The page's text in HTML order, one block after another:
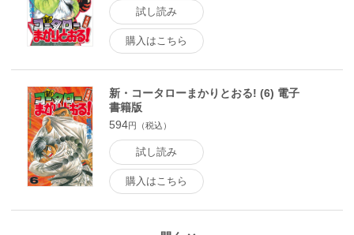
試し読み
購入はこちら
新・コータローまかりとおる! (6) 電子
書籍版
594円（税込）
試し読み
購入はこちら